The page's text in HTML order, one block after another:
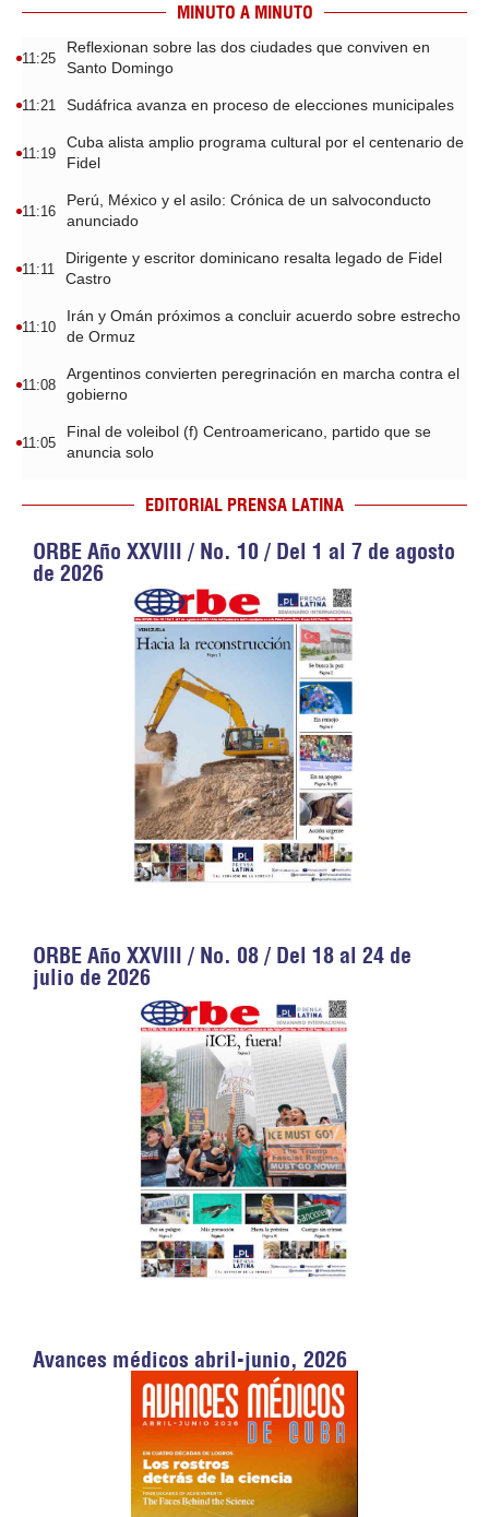
MINUTO A MINUTO
11:25
Reflexionan sobre las dos ciudades que conviven en
Santo Domingo
11:21 Sudáfrica avanza en proceso de elecciones municipales
11:19
Cuba alista amplio programa cultural por el centenario de
Fidel
11:16
Perú, México y el asilo: Crónica de un salvoconducto
anunciado
11:11
Dirigente y escritor dominicano resalta legado de Fidel
Castro
11:10
Irán y Omán próximos a concluir acuerdo sobre estrecho
de Ormuz
11:08
Argentinos convierten peregrinación en marcha contra el
gobierno
11:05
Final de voleibol (f) Centroamericano, partido que se
anuncia solo
EDITORIAL PRENSA LATINA
ORBE Año XXVIII / No. 10 / Del 1 al 7 de agosto
de 2026
ORBE Año XXVIII / No. 08 / Del 18 al 24 de
julio de 2026
Avances médicos abril-junio, 2026